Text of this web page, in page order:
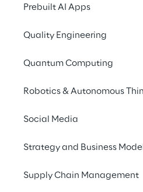
Prebuilt AI Apps
Quality Engineering
Quantum Computing
Robotics & Autonomous
Social Media
Strategy and Business
Supply Chain Management